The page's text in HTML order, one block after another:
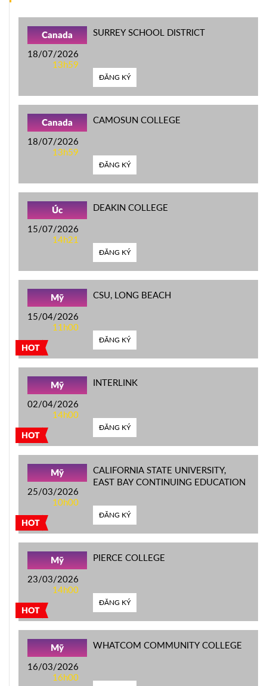
Canada
18/07/2026
13h59
SURREY SCHOOL DISTRICT
ĐĂNG KÝ
Canada
18/07/2026
13h59
CAMOSUN COLLEGE
ĐĂNG KÝ
Úc
15/07/2026
14h21
DEAKIN COLLEGE
ĐĂNG KÝ
HOT
Mỹ
15/04/2026
11h00
CSU, LONG BEACH
ĐĂNG KÝ
HOT
Mỹ
02/04/2026
14h00
INTERLINK
ĐĂNG KÝ
HOT
Mỹ
25/03/2026
10h00
CALIFORNIA STATE UNIVERSITY,
EAST BAY CONTINUING EDUCATION
ĐĂNG KÝ
HOT
Mỹ
23/03/2026
14h00
PIERCE COLLEGE
ĐĂNG KÝ
Mỹ
16/03/2026
16h00
WHATCOM COMMUNITY COLLEGE